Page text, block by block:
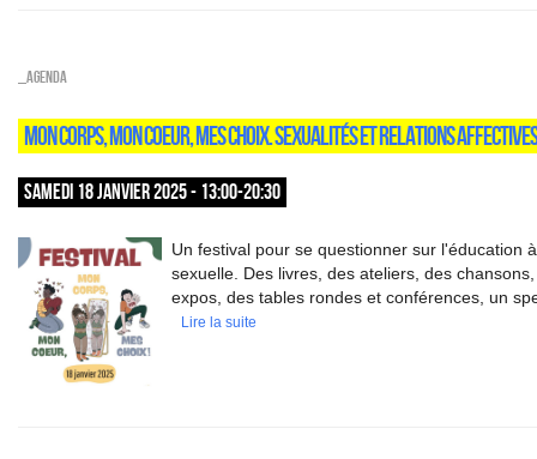
_Agenda
MON CORPS, MON COEUR, MES CHOIX. SEXUALITÉS ET RELATIONS
SAMEDI 18 JANVIER 2025 - 13:00-20:30
Un festival pour se questionner sur l'éducation
sexuelle. Des livres, des ateliers, des
expos, des tables rondes et conférences, un
Lire la suite